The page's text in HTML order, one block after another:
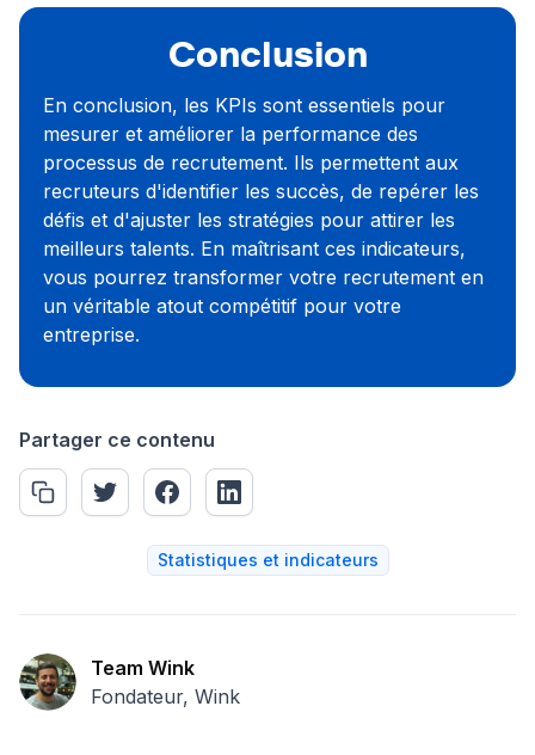
Conclusion
En conclusion, les KPIs sont essentiels pour
mesurer et améliorer la performance des
processus de recrutement. Ils permettent aux
recruteurs d'identifier les succès, de repérer les
défis et d'ajuster les stratégies pour attirer les
meilleurs talents. En maîtrisant ces indicateurs,
vous pourrez transformer votre recrutement en
un véritable atout compétitif pour votre
entreprise.
Partager ce contenu
Statistiques et indicateurs
Team Wink
Fondateur, Wink